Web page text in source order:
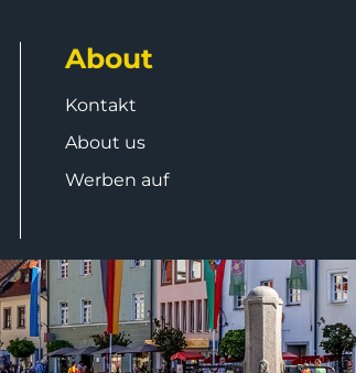
About
Kontakt
About us
Werben auf